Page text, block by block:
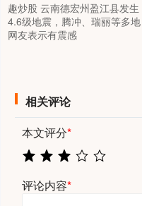
趣炒股 云南德宏州盈江县发生
4.6级地震，腾冲、瑞丽等多地
网友表示有震感
相关评论
本文评分*
评论内容*